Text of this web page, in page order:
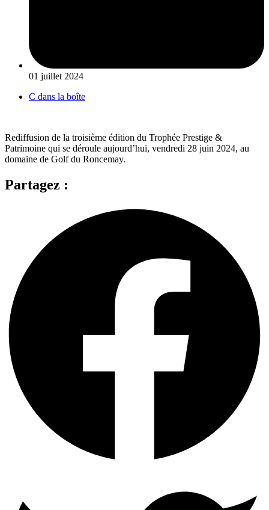
01 juillet 2024
C dans la boîte
Rediffusion de la troisième édition du Trophée Prestige &
Patrimoine qui se déroule aujourd’hui, vendredi 28 juin 2024, au
domaine de Golf du Roncemay.
Partagez :